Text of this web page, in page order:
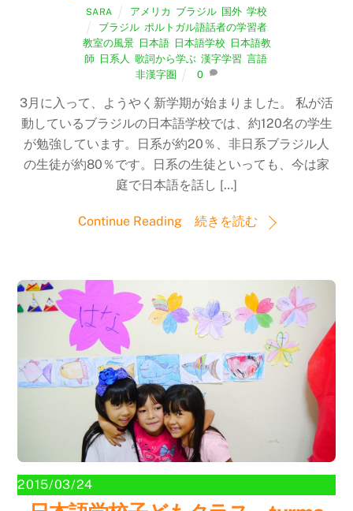
SARA アメリカ ブラジル 国外 ,学校
ブラジル ポルトガル語話者の学習者
教室の風景, 日本語, 日本語学校
日本語教
師, 日系人 歌詞から学ぶ, 漢字学習 言語,
非漢字圏
0
3月に入って、ようやく新学期が始まりました。 私が活
動しているブラジルの日本語学校では、約120名の学生
が勉強しています。日系が約20％、非日系ブラジル人
の生徒が約80％です。日系の生徒といっても、今は家
庭で日本語を話し […]
Continue Reading 続きを読む
2015/03/24